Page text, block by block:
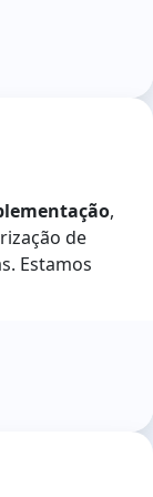
,
de
Estamos